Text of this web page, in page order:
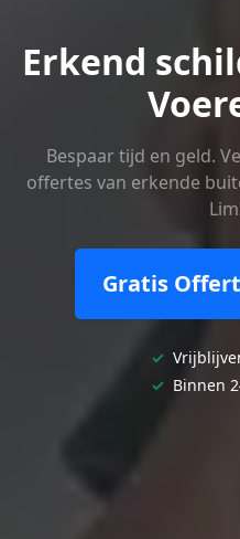
Erkend
Bespaar tijd en geld.
offertes van erkende
Gratis
✓
✓ Binnen